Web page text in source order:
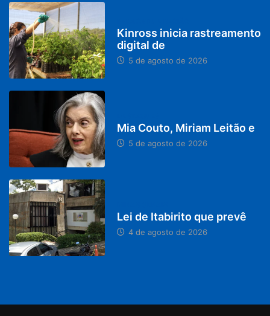
Kinross inicia rastreamento
digital de
5 de agosto de 2026
Mia Couto, Miriam Leitão e
5 de agosto de 2026
Lei de Itabirito que prevê
4 de agosto de 2026